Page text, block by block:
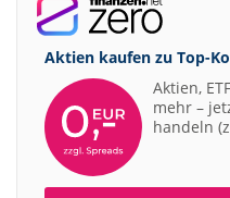
Aktien kaufen zu Top-
Aktien,
mehr –
handeln